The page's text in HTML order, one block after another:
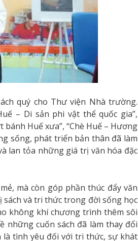
quý cho Thư viện Nhà trường.
– Di sản phi vật thể quốc gia”,
bánh Huế xưa”, “Chè Huế – Hương
sống, phát triển bản thân đã làm
lan tỏa những giá trị văn hóa đặc
mà còn góp phần thúc đẩy văn
sách và tri thức trong đời sống học
không khí chương trình thêm sôi
những cuốn sách đã làm thay đổi
là tình yêu đối với tri thức, sự khát